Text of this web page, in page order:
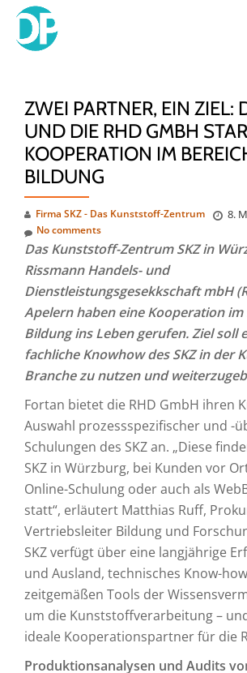
Skip
ZWEI PARTNER, EIN ZIEL:
UND DIE RHD GMBH
KOOPERATION IM
BILDUNG
Firma SKZ - Das Kunststoff-Zentrum 8.
No comments
Das Kunststoff-Zentrum SKZ in
Rissmann Handels- und
Dienstleistungsgesekkschaft mbH
Apelern haben eine Kooperation
Bildung ins Leben gerufen. Ziel soll
fachliche Knowhow des SKZ in der
Branche zu nutzen und
Fortan bietet die RHD GmbH ihren
Auswahl prozessspezifischer und -
Schulungen des SKZ an. „Diese
SKZ in Würzburg, bei Kunden vor
Online-Schulung oder auch als
statt“, erläutert Matthias Ruff,
Vertriebsleiter Bildung und
SKZ verfügt über eine langjährige
und Ausland, technisches Know-
zeitgemäßen Tools der
um die Kunststoffverarbeitung –
ideale Kooperationspartner für die
Produktionsanalysen und Audits